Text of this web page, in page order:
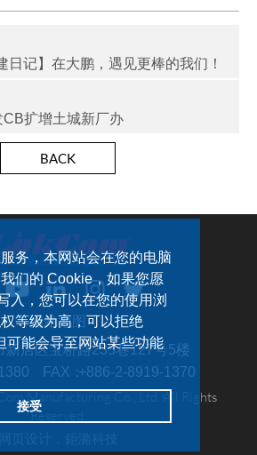
务，本网站会在您的电脑
们的 Cookie，如果您愿
入，您可以在您的使用浏
等级为高，可以拒绝
可能会导至网站某些功能
接受
日记】在大鹏，遇见更棒的我们！
扩增土城新厂办
BACK
网站地图
新店区宝桥路235巷127号5楼
FAX：+886-2-8919-1370
Manufacturing Co., Ltd. All Rights
Reserved.